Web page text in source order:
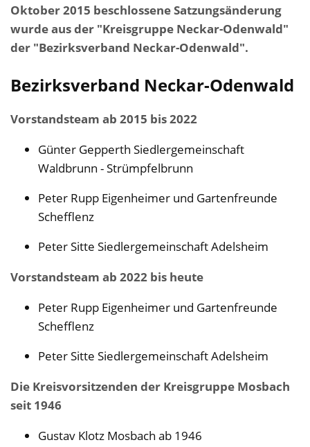
Oktober 2015 beschlossene Satzungsänderung
wurde aus der "Kreisgruppe Neckar-Odenwald"
der "Bezirksverband Neckar-Odenwald".
Bezirksverband Neckar-Odenwald
Vorstandsteam ab 2015 bis 2022
Günter Gepperth Siedlergemeinschaft
Waldbrunn - Strümpfelbrunn
Peter Rupp Eigenheimer und Gartenfreunde
Schefflenz
Peter Sitte Siedlergemeinschaft Adelsheim
Vorstandsteam ab 2022 bis heute
Peter Rupp Eigenheimer und Gartenfreunde
Schefflenz
Peter Sitte Siedlergemeinschaft Adelsheim
Die Kreisvorsitzenden der Kreisgruppe Mosbach
seit 1946
Gustav Klotz Mosbach ab 1946